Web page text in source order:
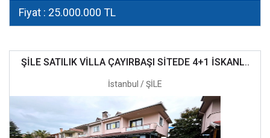
Fiyat : 25.000.000 TL
ŞİLE SATILIK VİLLA ÇAYIRBAŞI SİTEDE 4+1 İSKANL..
İstanbul / ŞİLE